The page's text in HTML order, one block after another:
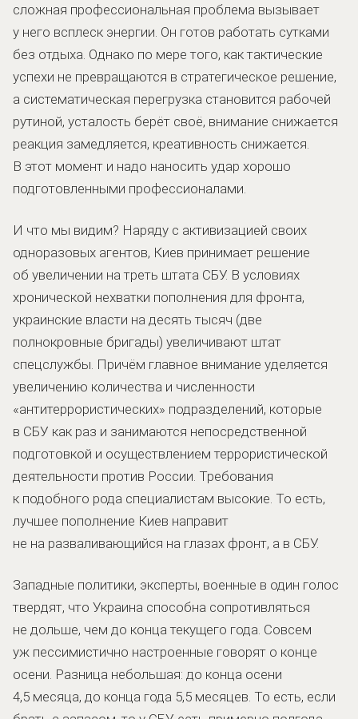
сложная профессиональная проблема вызывает
у него всплеск энергии. Он готов работать сутками
без отдыха. Однако по мере того, как тактические
успехи не превращаются в стратегическое решение,
а систематическая перегрузка становится рабочей
рутиной, усталость берёт своё, внимание снижается
реакция замедляется, креативность снижается.
В этот момент и надо наносить удар хорошо
подготовленными профессионалами.
И что мы видим? Наряду с активизацией своих
одноразовых агентов, Киев принимает решение
об увеличении на треть штата СБУ. В условиях
хронической нехватки пополнения для фронта,
украинские власти на десять тысяч (две
полнокровные бригады) увеличивают штат
спецслужбы. Причём главное внимание уделяется
увеличению количества и численности
«антитеррористических» подразделений, которые
в СБУ как раз и занимаются непосредственной
подготовкой и осуществлением террористической
деятельности против России. Требования
к подобного рода специалистам высокие. То есть,
лучшее пополнение Киев направит
не на разваливающийся на глазах фронт, а в СБУ.
Западные политики, эксперты, военные в один голос
твердят, что Украина способна сопротивляться
не дольше, чем до конца текущего года. Совсем
уж пессимистично настроенные говорят о конце
осени. Разница небольшая: до конца осени
4,5 месяца, до конца года 5,5 месяцев. То есть, если